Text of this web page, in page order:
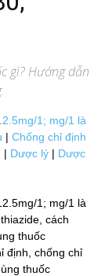
gì? Hướng dẫn
1; mg/1 là
| Chống chỉ định
| Dược lý | Dược
1; mg/1 là
cách
thuốc
định, chống chỉ
thuốc